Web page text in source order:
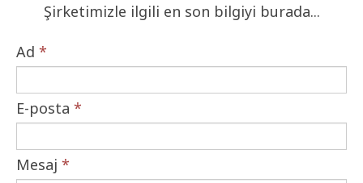
Şirketimizle ilgili en son bilgiyi burada...
Ad *
E-posta *
Mesaj *